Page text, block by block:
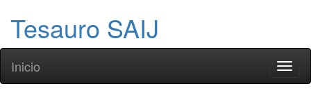
Tesauro SAIJ
Inicio